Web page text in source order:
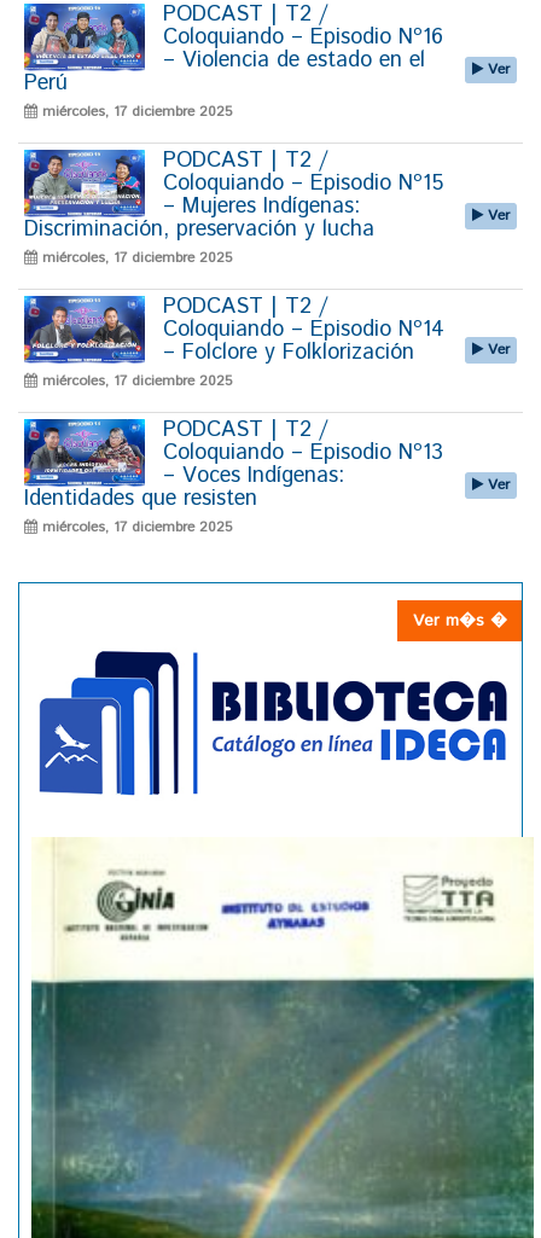
PODCAST | T2 /
Coloquiando – Episodio Nº16
– Violencia de estado en el
Perú
miércoles, 17 diciembre 2025
Ver
PODCAST | T2 /
Coloquiando – Episodio Nº15
– Mujeres Indígenas:
Discriminación, preservación y lucha
miércoles, 17 diciembre 2025
Ver
PODCAST | T2 /
Coloquiando – Episodio Nº14
– Folclore y Folklorización
miércoles, 17 diciembre 2025
Ver
PODCAST | T2 /
Coloquiando – Episodio Nº13
– Voces Indígenas:
Identidades que resisten
miércoles, 17 diciembre 2025
Ver
Ver m�s �